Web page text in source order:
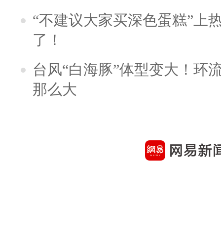
“不建议大家买深色蛋糕”上
了！
台风“白海豚”体型变大！环
那么大